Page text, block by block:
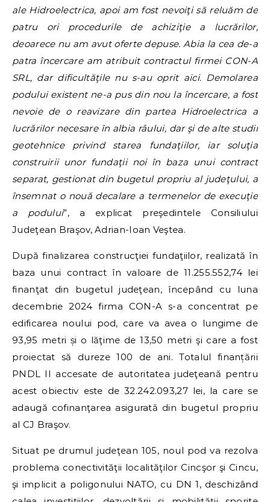
ale Hidroelectrica, apoi am fost nevoiţi să reluăm de
patru ori procedurile de achiziţie a lucrărilor,
deoarece nu am avut oferte depuse. Abia la cea de-a
patra încercare am atribuit contractul firmei CON-A
SRL, dar dificultăţile nu s-au oprit aici. Demolarea
podului existent ne-a pus din nou la încercare, a fost
nevoie de o reavizare din partea Hidroelectrica a
lucrărilor necesare în albia râului, dar şi de alte studii
geotehnice privind starea fundaţiilor, iar soluţia
construirii unor fundaţii noi în baza unui contract
separat, gestionat din bugetul propriu al judeţului, a
însemnat o nouă decalare a termenelor de execuţie
a podului”, a explicat preşedintele Consiliului
Judeţean Braşov, Adrian-Ioan Veştea.
După finalizarea construcţiei fundaţiilor, realizată în
baza unui contract în valoare de 11.255.552,74 lei
finanţat din bugetul judeţean, începând cu luna
decembrie 2024 firma CON-A s-a concentrat pe
edificarea noului pod, care va avea o lungime de
93,95 metri și o lăţime de 13,50 metri şi care a fost
proiectat să dureze 100 de ani. Totalul finanțării
PNDL II accesate de autoritatea judeţeană pentru
acest obiectiv este de 32.242.093,27 lei, la care se
adaugă cofinanţarea asigurată din bugetul propriu
al CJ Braşov.
Situat pe drumul judeţean 105, noul pod va rezolva
problema conectivităţii localităţilor Cincşor şi Cincu,
şi implicit a poligonului NATO, cu DN 1, deschizând